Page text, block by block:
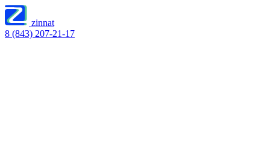
zinnat
8 (843) 207-21-17